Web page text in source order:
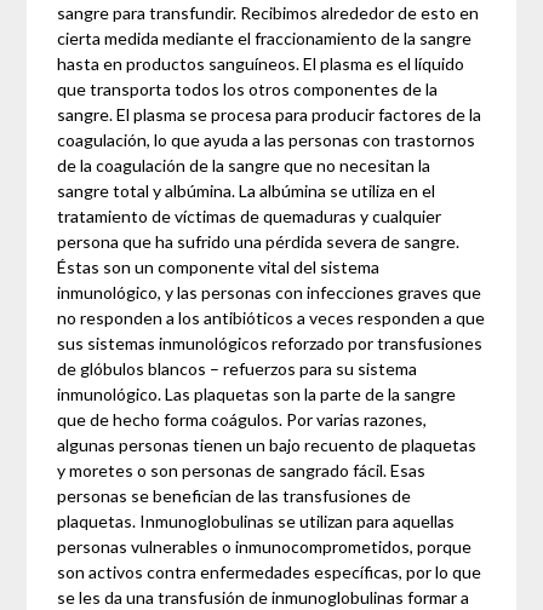
sangre para transfundir. Recibimos alrededor de esto en
cierta medida mediante el fraccionamiento de la sangre
hasta en productos sanguíneos. El plasma es el líquido
que transporta todos los otros componentes de la
sangre. El plasma se procesa para producir factores de la
coagulación, lo que ayuda a las personas con trastornos
de la coagulación de la sangre que no necesitan la
sangre total y albúmina. La albúmina se utiliza en el
tratamiento de víctimas de quemaduras y cualquier
persona que ha sufrido una pérdida severa de sangre.
Éstas son un componente vital del sistema
inmunológico, y las personas con infecciones graves que
no responden a los antibióticos a veces responden a que
sus sistemas inmunológicos reforzado por transfusiones
de glóbulos blancos – refuerzos para su sistema
inmunológico. Las plaquetas son la parte de la sangre
que de hecho forma coágulos. Por varias razones,
algunas personas tienen un bajo recuento de plaquetas
y moretes o son personas de sangrado fácil. Esas
personas se benefician de las transfusiones de
plaquetas. Inmunoglobulinas se utilizan para aquellas
personas vulnerables o inmunocomprometidos, porque
son activos contra enfermedades específicas, por lo que
se les da una transfusión de inmunoglobulinas formar a